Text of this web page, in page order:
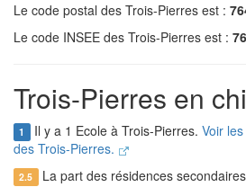
Le code postal des Trois-Pierres est :
Le code INSEE des Trois-Pierres est :
Trois-Pierres en
1 Il y a 1 Ecole à Trois-Pierres. Voir
des Trois-Pierres.
2.5 La part des résidences